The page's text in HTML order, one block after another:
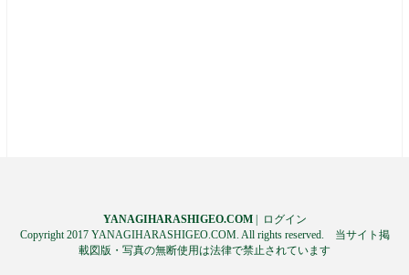
YANAGIHARASHIGEO.COM|
ログイン
Copyright 2017 YANAGIHARASHIGEO.COM. All rights reserved. 当サイト掲
載図版・写真の無断使用は法律で禁止されています